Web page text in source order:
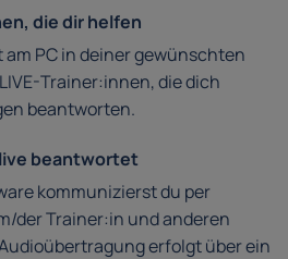
die dir helfen
PC in deiner gewünschten
Trainer:innen, die dich
beantworten.
beantwortet
kommunizierst du per
der Trainer:in und anderen
erfolgt über ein